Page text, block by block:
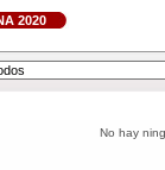
2020
No hay